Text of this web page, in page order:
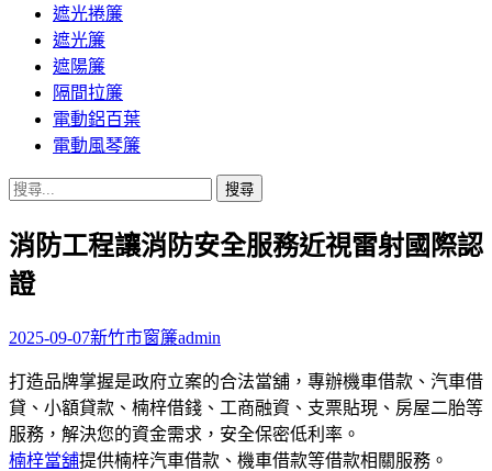
遮光捲簾
遮光簾
遮陽簾
隔間拉簾
電動鋁百葉
電動風琴簾
搜
關
鍵
字:
消防工程讓消防安全服務近視雷射國際認
證
2025-09-07新竹市窗簾admin
打造品牌掌握是政府立案的合法當舖，專辦機車借款、汽車借
貸、小額貸款、楠梓借錢、工商融資、支票貼現、房屋二胎等
服務，解決您的資金需求，安全保密低利率。
楠梓當舖提供楠梓汽車借款、機車借款等借款相關服務。